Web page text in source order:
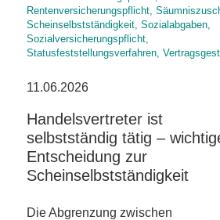
Rentenversicherungspflicht,
Scheinselbstständigkeit, Sozialabgaben,
Sozialversicherungspflicht,
Statusfeststellungsverfahren,
11.06.2026
Handelsvertreter ist
selbstständig tätig –
Entscheidung zur
Scheinselbstständigkeit
Die Abgrenzung zwischen